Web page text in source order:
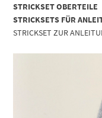
STRICKSET OBERTEILE
STRICKSETS FÜR
STRICKSET ZUR